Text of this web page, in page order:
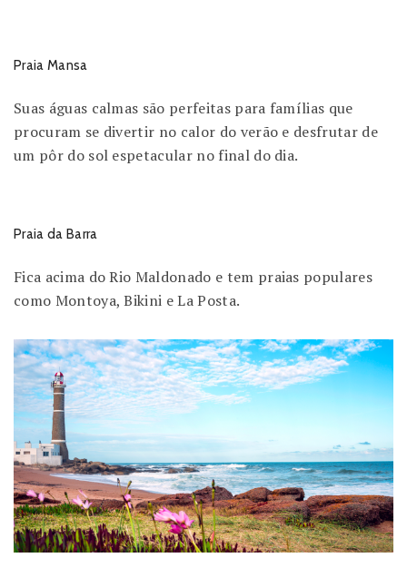
Praia Mansa
Suas águas calmas são perfeitas para famílias que
procuram se divertir no calor do verão e desfrutar de
um pôr do sol espetacular no final do dia.
Praia da Barra
Fica acima do Rio Maldonado e tem praias populares
como Montoya, Bikini e La Posta.